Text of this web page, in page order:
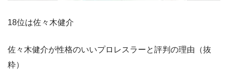
18位は佐々木健介
佐々木健介が性格のいいプロレスラーと評判の理由（抜
粋）